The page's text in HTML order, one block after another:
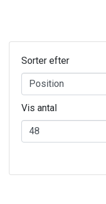
Sorter efter
Vis antal